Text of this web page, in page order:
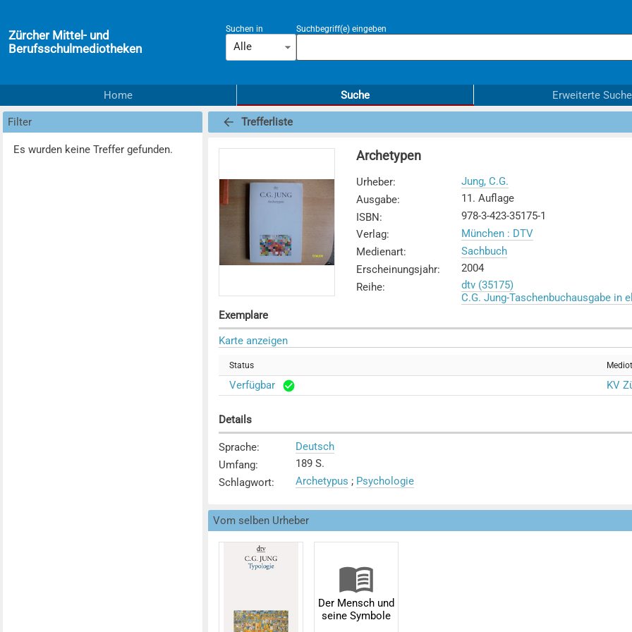
Zürcher Mittel- und
Berufsschulmediotheken
Suchen in
Alle
Suchbegriff(e) eingeben
Home Suche Erweiterte Suche
Filter
Es wurden keine Treffer gefunden.
Trefferliste
Archetypen
Urheber:
Jung, C.G.
Ausgabe:
11. Auflage
ISBN:
978-3-423-35175-1
Verlag:
München : DTV
Medienart:
Sachbuch
Erscheinungsjahr:
2004
Reihe:
dtv (35175)
C.G. Jung-Taschenbuchausgabe in
Exemplare
Karte anzeigen
Status
Verfügbar KV
Details
Sprache:
Deutsch
Umfang:
189 S.
Schlagwort: Archetypus ; Psychologie
Vom selben Urheber
Der Mensch und
seine Symbole